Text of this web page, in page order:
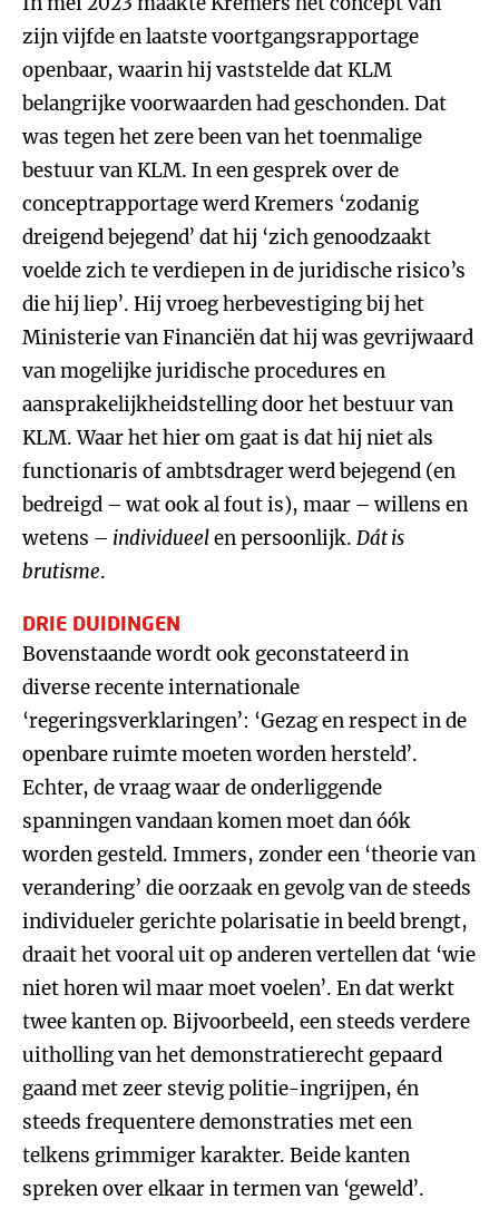
zijn vijfde en laatste voortgangsrapportage
openbaar, waarin hij vaststelde dat KLM
belangrijke voorwaarden had geschonden. Dat
was tegen het zere been van het toenmalige
bestuur van KLM. In een gesprek over de
conceptrapportage werd Kremers ‘zodanig
dreigend bejegend’ dat hij ‘zich genoodzaakt
voelde zich te verdiepen in de juridische risico’s
die hij liep’. Hij vroeg herbevestiging bij het
Ministerie van Financiën dat hij was gevrijwaard
van mogelijke juridische procedures en
aansprakelijkheidstelling door het bestuur van
KLM. Waar het hier om gaat is dat hij niet als
functionaris of ambtsdrager werd bejegend (en
bedreigd – wat ook al fout is), maar – willens en
wetens – individueelen persoonlijk. Dát is
brutisme.
DRIE DUIDINGEN
Bovenstaande wordt ook geconstateerd in
diverse recente internationale
‘regeringsverklaringen’: ‘Gezag en respect in de
openbare ruimte moeten worden hersteld’.
Echter, de vraag waar de onderliggende
spanningen vandaan komen moet dan óók
worden gesteld. Immers, zonder een ‘theorie van
verandering’ die oorzaak en gevolg van de steeds
individueler gerichte polarisatie in beeld brengt,
draait het vooral uit op anderen vertellen dat ‘wie
niet horen wil maar moet voelen’. En dat werkt
twee kanten op. Bijvoorbeeld, een steeds verdere
uitholling van het demonstratierecht gepaard
gaand met zeer stevig politie-ingrijpen, én
steeds frequentere demonstraties met een
telkens grimmiger karakter. Beide kanten
spreken over elkaar in termen van ‘geweld’.